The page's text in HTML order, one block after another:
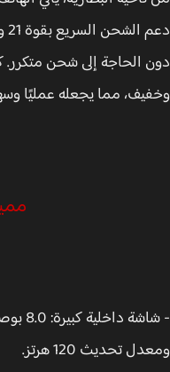
دعم
الحاجة إلى شحن متكرر.
مما يجعله عمليًا
تحديث 120 هرتز.